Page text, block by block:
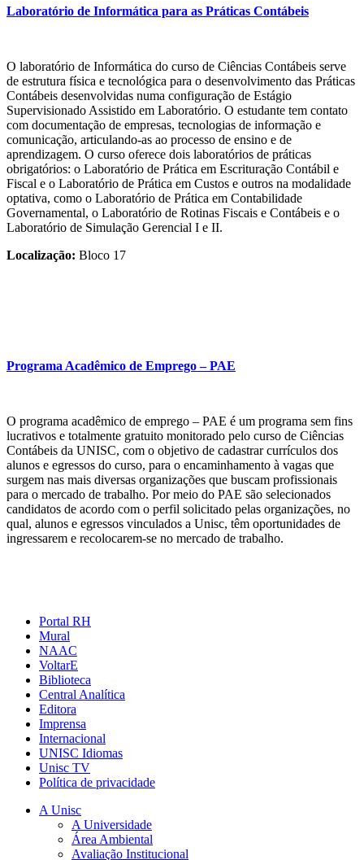
Laboratório de Informática para as Práticas Contábeis
O laboratório de Informática do curso de Ciências Contábeis serve
de estrutura física e tecnológica para o desenvolvimento das Práticas
Contábeis desenvolvidas numa configuração de Estágio
Supervisionado Assistido em Laboratório. O estudante tem contato
com documentação de empresas, tecnologias de informação e
comunicação, articulando-as ao processo de ensino e de
aprendizagem. O curso oferece dois laboratórios de práticas
obrigatórios: o Laboratório de Prática em Escrituração Contábil e
Fiscal e o Laboratório de Prática em Custos e outros na modalidade
optativa, como o Laboratório de Prática em Contabilidade
Governamental, o Laboratório de Rotinas Fiscais e Contábeis e o
Laboratório de Simulação Gerencial I e II.
Localização: Bloco 17
Programa Acadêmico de Emprego – PAE
O programa acadêmico de emprego – PAE é um programa sem fins
lucrativos e totalmente gratuito monitorado pelo curso de Ciências
Contábeis da UNISC, com o objetivo de cadastrar currículos dos
alunos e egressos do curso, para o encaminhamento à vagas que
surgem nas mais diversas organizações que buscam profissionais
para o mercado de trabalho. Por meio do PAE são selecionados
candidatos de acordo com o perfil solicitado pelas organizações, no
qual, alunos e egressos vinculados a Unisc, têm oportunidades de
ingressarem e recolocarem-se no mercado de trabalho.
Portal RH
Mural
NAAC
VoltarE
Biblioteca
Central Analítica
Editora
Imprensa
Internacional
UNISC Idiomas
Unisc TV
Política de privacidade
A Unisc
A Universidade
Área Ambiental
Avaliação Institucional